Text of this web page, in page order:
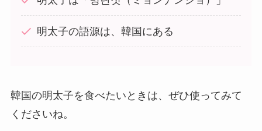
明太子の語源は、韓国にある
韓国の明太子を食べたいときは、ぜひ使ってみて
くださいね。